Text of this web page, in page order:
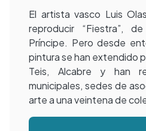
El artista vasco Luis
reproducir “Fiestra”,
Príncipe. Pero desde
pintura se han extendido
Teis, Alcabre y han
municipales, sedes de
arte a una veintena de